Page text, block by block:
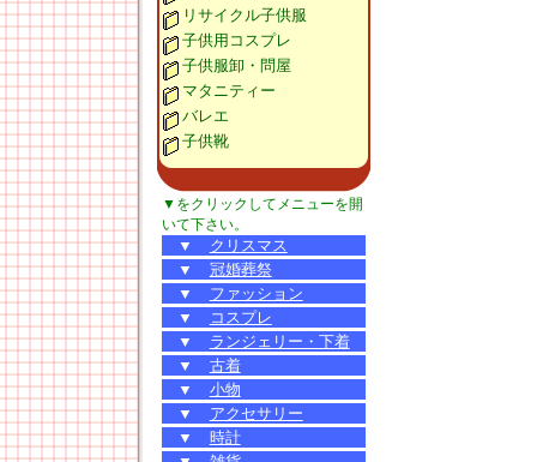
リサイクル子供服
子供用コスプレ
子供服卸・問屋
マタニティー
バレエ
子供靴
▼をクリックしてメニューを開
いて下さい。
▼
クリスマス
▼
冠婚葬祭
▼
ファッション
▼
コスプレ
▼
ランジェリー・下着
▼
古着
▼
小物
▼
アクセサリー
▼
時計